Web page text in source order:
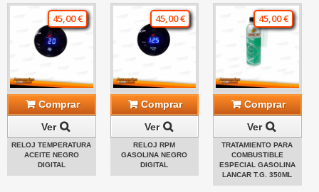
45,00 €
Comprar
Ver
RELOJ TEMPERATURA
ACEITE NEGRO
DIGITAL
45,00 €
Comprar
Ver
RELOJ RPM
GASOLINA NEGRO
DIGITAL
45,00 €
Comprar
Ver
TRATAMIENTO PARA
COMBUSTIBLE
ESPECIAL GASOLINA
LANCAR T.G. 350ML